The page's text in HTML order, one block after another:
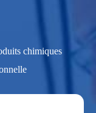
chimiques